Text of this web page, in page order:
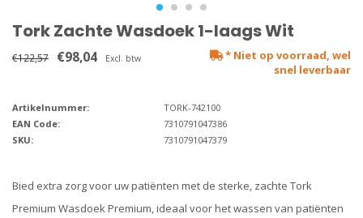
Tork Zachte Wasdoek 1-laags Wit
€122,57 €98,04 Excl. btw
* Niet op voorraad, wel
snel leverbaar
Artikelnummer:
TORK-742100
EAN Code:
7310791047386
SKU:
7310791047379
Bied extra zorg voor uw patiënten met de sterke, zachte Tork
Premium Wasdoek Premium, ideaal voor het wassen van patiënten